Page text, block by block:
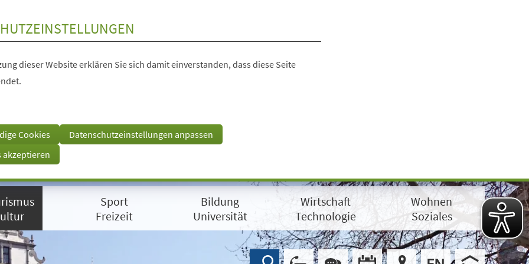
dieser Website erklären Sie sich damit einverstanden, dass diese Seite
Cookies
Datenschutzeinstellungen anpassen
akzeptieren
Sport
Freizeit
Bildung
Universität
Wirtschaft
Technologie
Wohnen
Soziales